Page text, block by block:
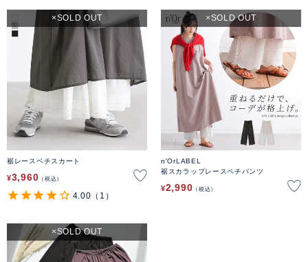
裾レースペチスカート
¥3,960 税込
SOLD OUT
4.00 （1）
n'OrLABEL
裾スカラップレースペチパンツ
¥2,990 税込
SOLD OUT
SOLD OUT